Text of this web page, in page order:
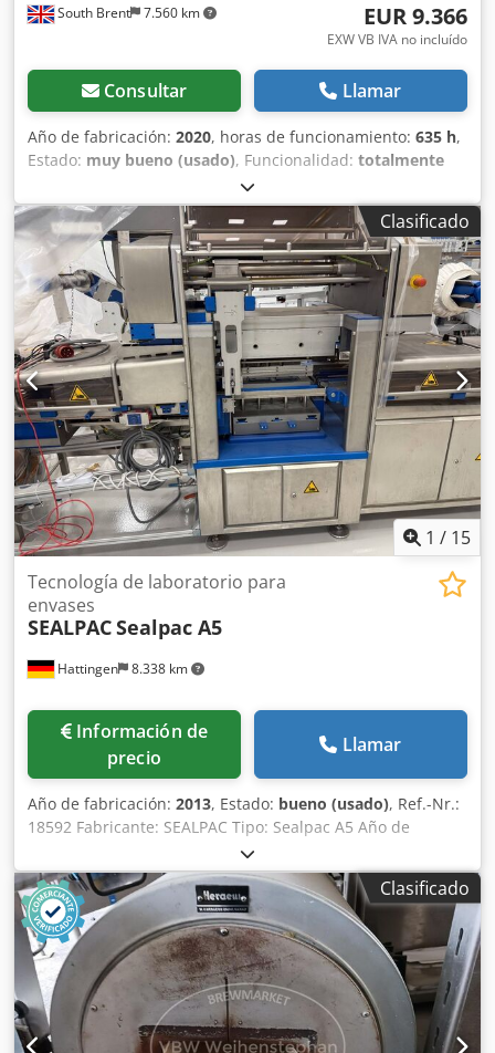
South Brent 7.560 km EUR 9.366
EXW VB IVA no incluído
Consultar Llamar
Año de fabricación: 2020, horas de funcionamiento: 635 h,
Estado: muy bueno (usado), Funcionalidad: totalmente
, número de máquina/vehículo:
industrial Raypa Food Tech CFS-V150, usado para la
producción en pequeñas cantidades de alimentos
enlatados, envasados en frascos y en bolsas. Cuenta con
un ciclo de enfriamiento rápido y contrapresión para evitar
daños en el embalaje. Volumen interno de 150 litros y 3
cestas con rejillas para los productos alimenticios.
Requiere alimentación trifásica, suministro de agua a
presión y desagüe en el suelo para su instalación. Incluye
el historial completo de mantenimiento del fabricante,
registros de calibración y documentación. Csdpfezpfi Tsx
Ag Ejha
Clasificado
1 / 15
Hattingen 8.338 km
Tecnología de laboratorio para
envases
SEALPACSealpac A5
Información de
precio
Llamar
Año de fabricación: 2013, Estado: bueno (usado), Ref.-Nr.:
18592 Fabricante: SEALPAC Tipo: Sealpac A5 Año de
fabricación: 2013 Información adicional: DATOS TÉCNICOS
Característica Especificación Fabricante SEALPAC GmbH
Modelo SEALPAC A5 Tipo de máquina Selladora de
bandejas Número de serie A5-01-2661 Año de fabricación
2013 Conexión eléctrica 3 x 400 / 230 V Chodpfx Agey
Udgds Eea Frecuencia 50–60 Hz Potencia conectada máx. 8
kW Peso de la máquina aprox. 1.600 kg Control Panel de
control con pantalla táctil Ejecución Acero inoxidable
Entorno de trabajo Sala limpia Ámbitos de aplicación
Clasificado